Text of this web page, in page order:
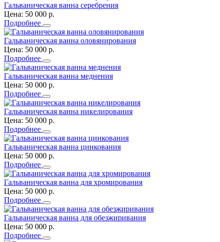
Гальваническая ванна серебрения
Цена: 50 000 р.
Подробнее
Гальваническая ванна оловянирования
Цена: 50 000 р.
Подробнее
Гальваническая ванна меднения
Цена: 50 000 р.
Подробнее
Гальваническая ванна никелирования
Цена: 50 000 р.
Подробнее
Гальваническая ванна цинкования
Цена: 50 000 р.
Подробнее
Гальваническая ванна для хромирования
Цена: 50 000 р.
Подробнее
Гальваническая ванна для обезжиривания
Цена: 50 000 р.
Подробнее